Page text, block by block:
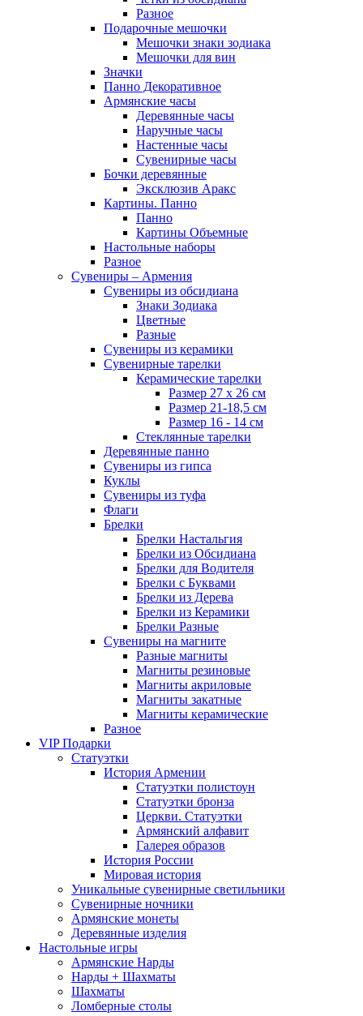
Разное
Подарочные мешочки
Мешочки знаки зодиака
Мешочки для вин
Значки
Панно Декоративное
Армянские часы
Деревянные часы
Наручные часы
Настенные часы
Сувенирные часы
Бочки деревянные
Эксклюзив Аракс
Картины. Панно
Панно
Картины Объемные
Настольные наборы
Разное
Сувениры – Армения
Сувениры из обсидиана
Знаки Зодиака
Цветные
Разные
Сувениры из керамики
Сувенирные тарелки
Керамические тарелки
Размер 27 х 26 см
Размер 21-18,5 см
Размер 16 - 14 см
Стеклянные тарелки
Деревянные панно
Сувениры из гипса
Куклы
Сувениры из туфа
Флаги
Брелки
Брелки Настальгия
Брелки из Обсидиана
Брелки для Водителя
Брелки с Буквами
Брелки из Дерева
Брелки из Керамики
Брелки Разные
Сувениры на магните
Разные магниты
Магниты резиновые
Магниты акриловые
Магниты закатные
Магниты керамические
Разное
VIP Подарки
Статуэтки
История Армении
Статуэтки полистоун
Статуэтки бронза
Церкви. Статуэтки
Армянский алфавит
Галерея образов
История России
Мировая история
Уникальные сувенирные светильники
Сувенирные ночники
Армянские монеты
Деревянные изделия
Настольные игры
Армянские Нарды
Нарды + Шахматы
Шахматы
Ломберные столы